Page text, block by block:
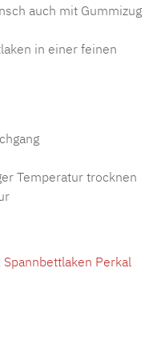
auch mit Gummizug
in einer feinen
Temperatur trocknen
Perkal